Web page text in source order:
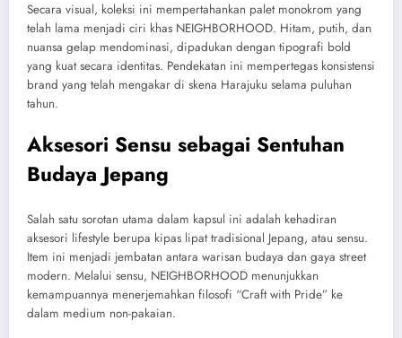
Secara visual, koleksi ini mempertahankan palet monokrom yang
telah lama menjadi ciri khas NEIGHBORHOOD. Hitam, putih, dan
nuansa gelap mendominasi, dipadukan dengan tipografi bold
yang kuat secara identitas. Pendekatan ini mempertegas konsistensi
brand yang telah mengakar di skena Harajuku selama puluhan
tahun.
Aksesori Sensu sebagai Sentuhan
Budaya Jepang
Salah satu sorotan utama dalam kapsul ini adalah kehadiran
aksesori lifestyle berupa kipas lipat tradisional Jepang, atau sensu.
Item ini menjadi jembatan antara warisan budaya dan gaya street
modern. Melalui sensu, NEIGHBORHOOD menunjukkan
kemampuannya menerjemahkan filosofi “Craft with Pride” ke
dalam medium non-pakaian.